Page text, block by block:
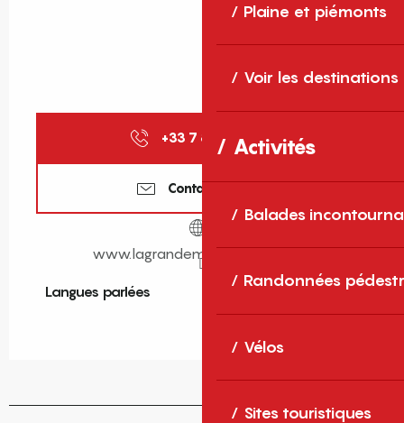
Plaine et piémonts
Voir les destinations
Activités
Balades
Randonnées
Vélos
Sites touristiques
+33 7 82 83 12 ▒▒
Contactez-nous
www.lagrandemaisonrouge.com
Langues parlées
Langues parlées